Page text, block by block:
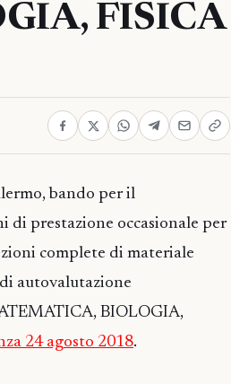
FISICA
bando per il
di prestazione occasionale per
complete di materiale
autovalutazione
BIOLOGIA,
24 agosto 2018.